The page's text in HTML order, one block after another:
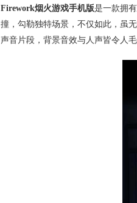
Firework烟火游戏手机版是一款拥
撞，勾勒独特场景，不仅如此，虽
声音片段，背景音效与人声皆令人